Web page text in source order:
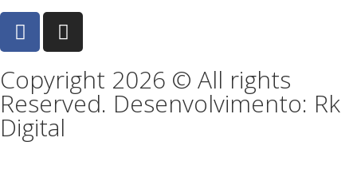
Copyright 2026 © All rights
Reserved. Desenvolvimento: Rk
Digital